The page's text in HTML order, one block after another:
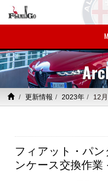
更新情報 2023年 12月
フィアット・パン
ンケース交換作